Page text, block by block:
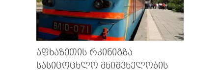
ᲐᲤᲮᲐᲖᲔᲗᲘᲡ ᲠᲙᲘᲜᲘᲒᲖᲐ
ᲡᲐᲡᲘᲪᲝᲪᲮᲚᲝ ᲛᲜᲘᲨᲕᲜᲔᲚᲝᲑᲘᲡ